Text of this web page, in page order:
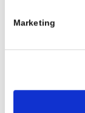
Marketing
dass Ihre Daten
persönlichen